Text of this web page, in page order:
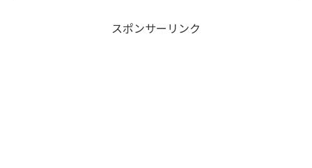
スポンサーリンク